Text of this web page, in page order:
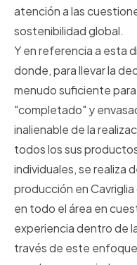
atención a las
sostenibilidad global.
Y en referencia a esta
donde, para llevar la
menudo suficiente
"completado" y
inalienable de la
todos los sus
individuales, se realiza
producción en
en todo el área en
experiencia dentro de
través de este